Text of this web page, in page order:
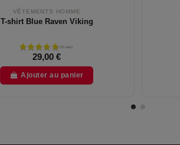
VÊTEMENTS HOMME
T-shirt Blue Raven Viking
29,00 €
Ajouter au panier